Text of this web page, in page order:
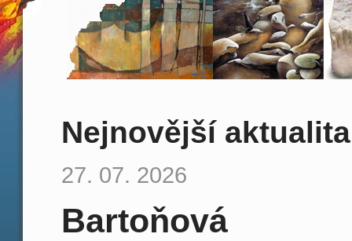
Nejnovější
27. 07. 2026
Bartoňová